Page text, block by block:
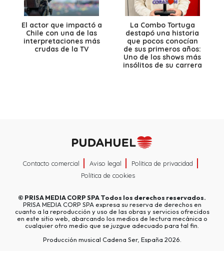
El actor que impactó a
Chile con una de las
interpretaciones más
crudas de la TV
La Combo Tortuga
destapó una historia
que pocos conocían
de sus primeros años:
Uno de los shows más
insólitos de su carrera
Contacto comercial Aviso legal
Política de privacidad
Política de cookies
© PRISA MEDIA CORP SPATodos los derechos reservados.
PRISA MEDIA CORP SPA expresa su reserva de derechos en
cuanto a la reproducción y uso de las obras y servicios ofrecidos
en este sitio web, abarcando los medios de lectura mecánica o
cualquier otro medio que se juzgue adecuado para tal fin.
Producción musical Cadena Ser, España 2026.